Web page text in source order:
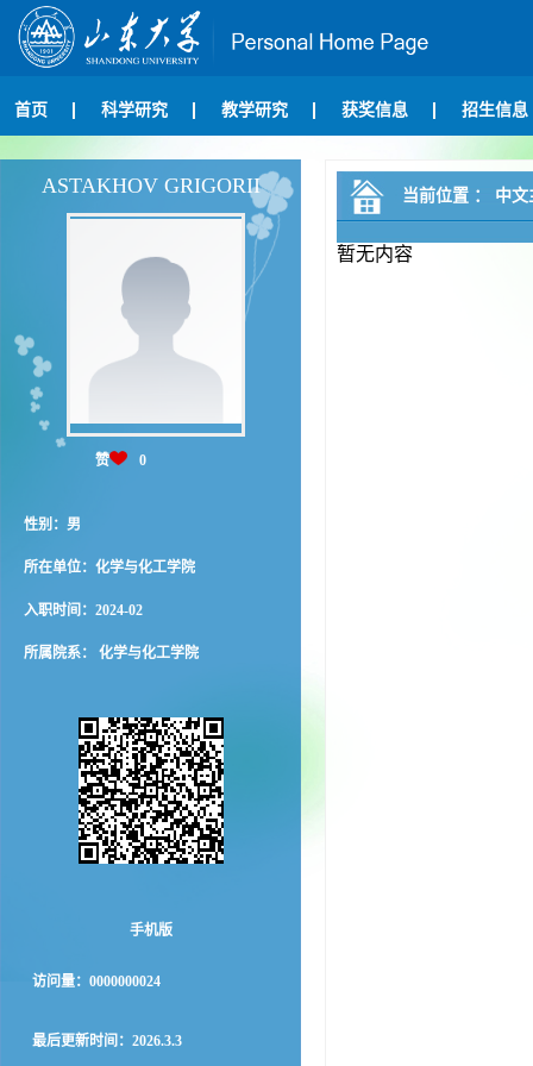
首页 科学研究 教学研究 获奖信息 招生信息
ASTAKHOV GRIGORII
赞 0
性别：男
所在单位：化学与化工学院
入职时间：2024-02
所属院系： 化学与化工学院
手机版
访问量： 0000000024
最后更新时间： 2026.3.3
当前位置 ： 中文
暂无内容